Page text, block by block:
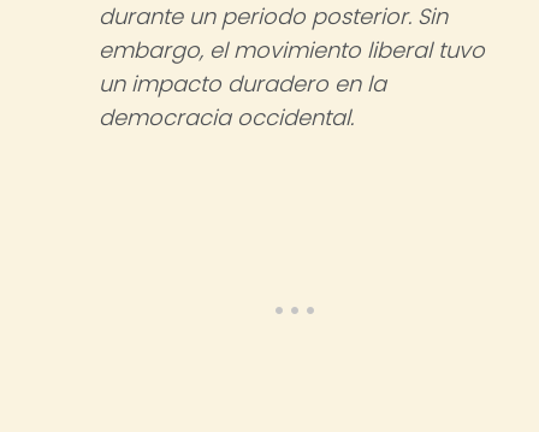
durante un periodo posterior. Sin
embargo, el movimiento liberal tuvo
un impacto duradero en la
democracia occidental.